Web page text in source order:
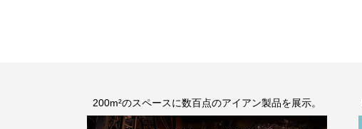
200m²のスペースに数百点のアイアン製品を展示。